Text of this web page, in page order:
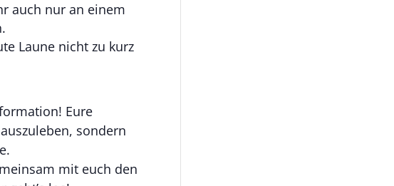
auch nur an einem
Laune nicht zu kurz
Eure
sondern
mit euch den